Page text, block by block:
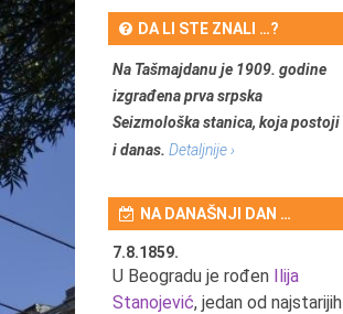
DA LI STE ZNALI …?
Na Tašmajdanu je 1909. godine
izgrađena prva srpska
Seizmološka stanica, koja postoji
i danas. Detaljnije ›
NA DANAŠNJI DAN …
Cvetić,
i TV
7.8.1859.
U Beogradu je rođen Ilija
Stanojević, jedan od najstarijih